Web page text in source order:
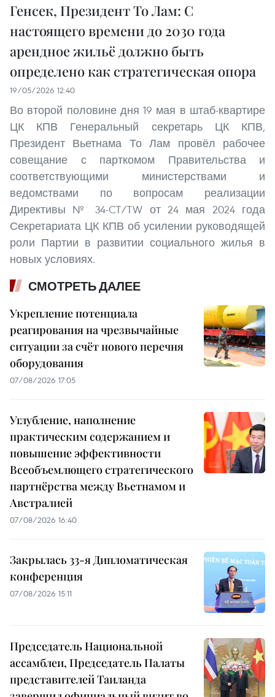
Генсек, Президент То Лам: С
настоящего времени до 2030 года
арендное жильё должно быть
определено как стратегическая опора
19/05/2026 12:40
Во второй половине дня 19 мая в штаб-квартире
ЦК КПВ Генеральный секретарь ЦК КПВ,
Президент Вьетнама То Лам провёл рабочее
совещание с парткомом Правительства и
соответствующими министерствами и
ведомствами по вопросам реализации
Директивы № 34-CT/TW от 24 мая 2024 года
Секретариата ЦК КПВ об усилении руководящей
роли Партии в развитии социального жилья в
новых условиях.
СМОТРЕТЬ ДАЛЕЕ
Укрепление потенциала
реагирования на чрезвычайные
ситуации за счёт нового перечня
оборудования
07/08/2026 17:05
Углубление, наполнение
практическим содержанием и
повышение эффективности
Всеобъемлющего стратегического
партнёрства между Вьетнамом и
Австралией
07/08/2026 16:40
Закрылась 33-я Дипломатическая
конференция
07/08/2026 15:11
Председатель Национальной
ассамблеи, Председатель Палаты
представителей Таиланда